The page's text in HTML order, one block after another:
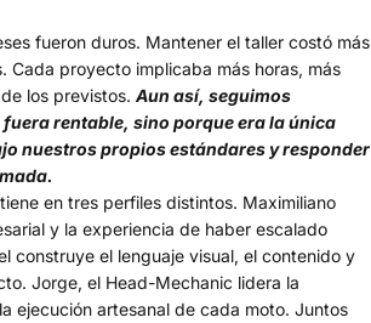
fueron duros. Mantener el taller costó más
Cada proyecto implicaba más horas, más
los previstos. Aun así, seguimos
rentable, sino porque era la única
nuestros propios estándares y responder
en tres perfiles distintos. Maximiliano
y la experiencia de haber escalado
construye el lenguaje visual, el contenido y
Jorge, el Head-Mechanic lidera la
ejecución artesanal de cada moto. Juntos